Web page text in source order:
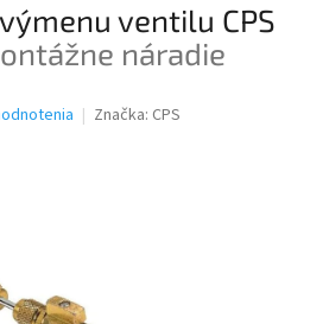
ventilu CPS
náradie
Značka: CPS